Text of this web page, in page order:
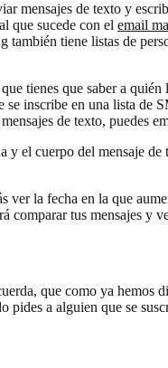
mensajes de texto y
que sucede con el email
tiene listas de
tienes que saber a quién
se inscribe en una lista
de texto, puedes
el cuerpo del mensaje
la fecha en la que
tus mensajes y
que como ya hemos
pides a alguien que se